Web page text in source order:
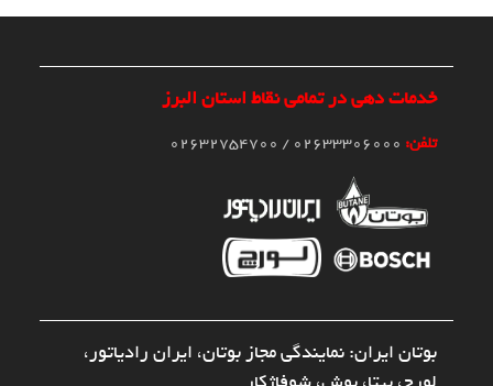
خدمات دهی در تمامی نقاط استان البرز
تلفن:
بوتان ایران: نمایندگی مجاز بوتان، ایران رادیاتور،